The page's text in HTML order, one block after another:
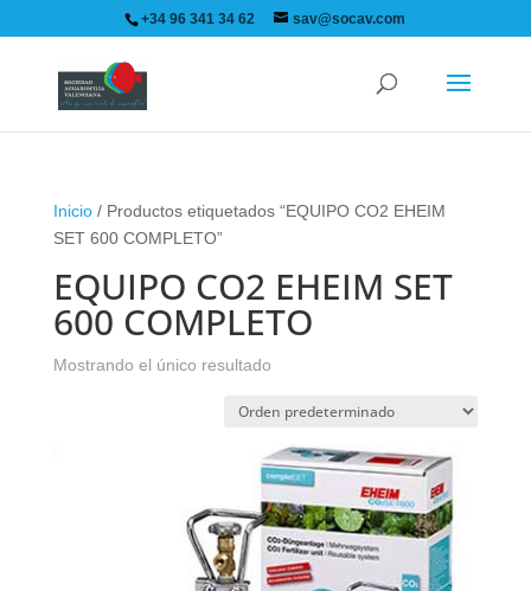
+34 96 341 34 62 sav@socav.com
Inicio/ Productos etiquetados “EQUIPO CO2 EHEIM
SET 600 COMPLETO”
EQUIPO CO2 EHEIM SET
600 COMPLETO
Mostrando el único resultado